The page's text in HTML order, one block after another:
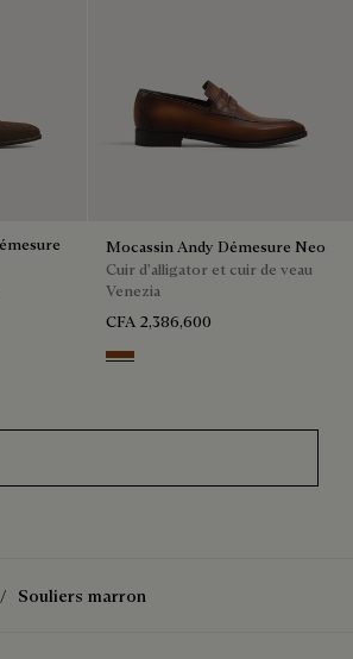
Mocassin Andy Démesure Neo
Cuir d'alligator et cuir de veau
Venezia
CFA 2,386,600
Cacao Intenso
Souliers marron